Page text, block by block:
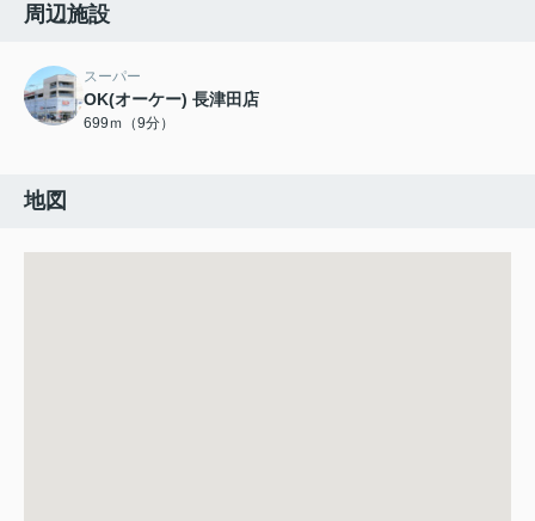
周辺施設
スーパー
OK(オーケー) 長津田店
699ｍ（9分）
地図